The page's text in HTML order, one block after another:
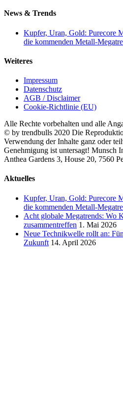
News & Trends
Kupfer, Uran, Gold: Purecore
die kommenden Metall-
Weiteres
Impressum
Datenschutz
AGB / Disclaimer
Cookie-Richtlinie (EU)
Alle Rechte vorbehalten und alle
© by trendbulls 2020 Die
Verwendung der Inhalte ganz oder
Genehmigung ist untersagt! Munsch
Anthea Gardens 3, House 20, 7560
Close
Aktuelles
Kupfer, Uran, Gold: Purecore
die kommenden Metall-
Acht globale Megatrends: Wo
zusammentreffen 1. Mai 2026
Neue Technikwelle rollt an:
Zukunft 14. April 2026